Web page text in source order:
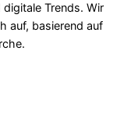
Trends. Wir
auf, basierend auf